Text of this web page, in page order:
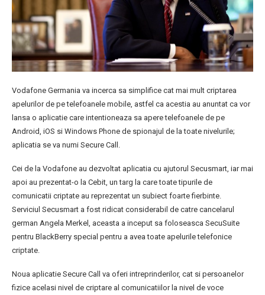
Vodafone Germania va incerca sa simplifice cat mai mult criptarea
apelurilor de pe telefoanele mobile, astfel ca acestia au anuntat ca vor
lansa o aplicatie care intentioneaza sa apere telefoanele de pe
Android, iOS si Windows Phone de spionajul de la toate nivelurile;
aplicatia se va numi Secure Call.
Cei de la Vodafone au dezvoltat aplicatia cu ajutorul Secusmart, iar mai
apoi au prezentat-o la Cebit, un targ la care toate tipurile de
comunicatii criptate au reprezentat un subiect foarte fierbinte.
Serviciul Secusmart a fost ridicat considerabil de catre cancelarul
german Angela Merkel, aceasta a inceput sa foloseasca SecuSuite
pentru BlackBerry special pentru a avea toate apelurile telefonice
criptate.
Noua aplicatie Secure Call va oferi intreprinderilor, cat si persoanelor
fizice acelasi nivel de criptare al comunicatiilor la nivel de voce